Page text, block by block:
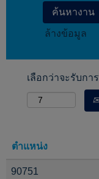
ล้างข้อมูล
เลือกว่าจะรับกา
ตำแหน่ง
90751